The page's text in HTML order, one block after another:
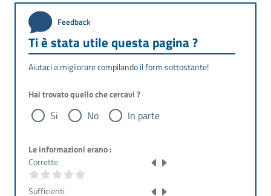
Feedback
Ti è stata utile questa pagina ?
Aiutaci a migliorare compilando il form sottostante!
Hai trovato quello che cercavi ?
Si No In parte
Le informazioni erano :
Corrette
Sufficienti